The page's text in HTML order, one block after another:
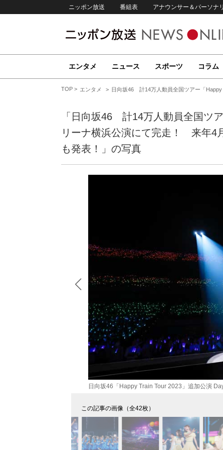
ニッポン放送 番組表 アナウンサー＆パーソナ
エンタメ ニュース スポーツ コラム
TOP エンタメ 日向坂46 計14万人動員全国ツアー「Happy
「日向坂46 計14万人動員全国ツ
リーナ横浜公演にて完走！ 来年4
も発表！」の写真
日向坂46「Happy Train Tour 2023」追加公演
この記事の画像（全42枚）